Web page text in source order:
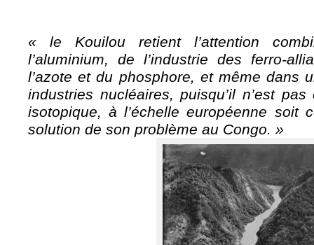
« le Kouilou retient l’attention
l’aluminium, de l’industrie des ferro-
l’azote et du phosphore, et même dans
industries nucléaires, puisqu’il n’est
isotopique, à l’échelle européenne soit
solution de son problème au Congo. »